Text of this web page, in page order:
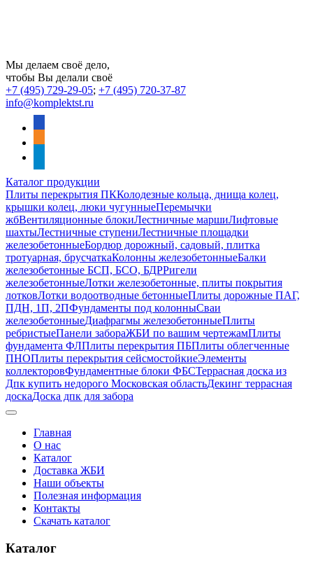
Мы делаем своё дело,
чтобы Вы делали своё
+7 (495) 729-29-05; +7 (495) 720-37-87
info@komplektst.ru
Каталог продукции
Плиты перекрытия ПККолодезные кольца, днища колец,
крышки колец, люки чугунныеПеремычки
жбВентиляционные блокиЛестничные маршиЛифтовые
шахтыЛестничные ступениЛестничные площадки
железобетонныеБордюр дорожный, садовый, плитка
тротуарная, брусчаткаКолонны железобетонныеБалки
железобетонные БСП, БСО, БДРРигели
железобетонныеЛотки железобетонные, плиты покрытия
лотковЛотки водоотводные бетонныеПлиты дорожные ПАГ,
ПДН, 1П, 2ПФундаменты под колонныСваи
железобетонныеДиафрагмы железобетонныеПлиты
ребристыеПанели забораЖБИ по вашим чертежамПлиты
фундамента ФЛПлиты перекрытия ПБПлиты облегченные
ПНОПлиты перекрытия сейсмостойкиеЭлементы
коллекторовФундаментные блоки ФБСТеррасная доска из
Дпк купить недорого Московская областьДекинг террасная
доскаДоска дпк для забора
Главная
О нас
Каталог
Доставка ЖБИ
Наши объекты
Полезная информация
Контакты
Скачать каталог
Каталог